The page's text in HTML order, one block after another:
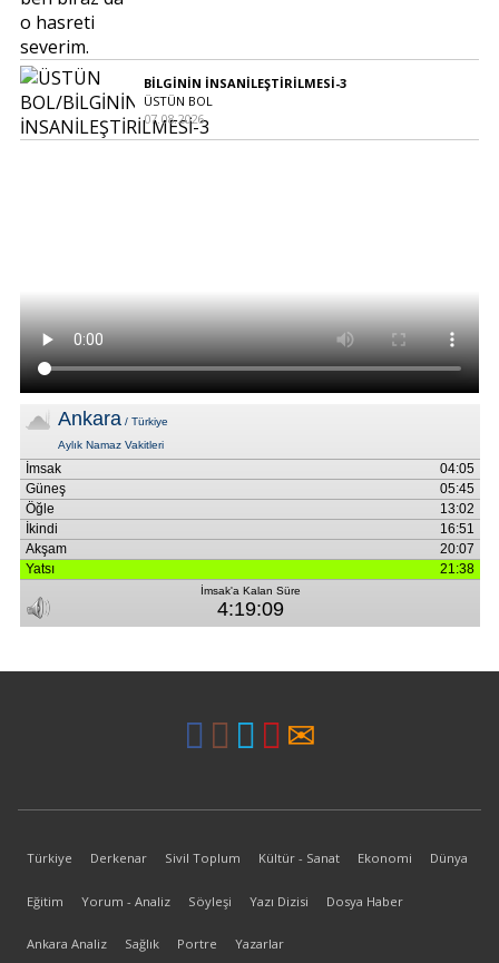
BİLGİNİN İNSANİLEŞTİRİLMESİ-3
ÜSTÜN BOL
07.08.2026
Türkiye Derkenar Sivil Toplum Kültür - Sanat Ekonomi Dünya
Eğitim Yorum - Analiz Söyleşi Yazı Dizisi Dosya Haber
Ankara Analiz Sağlık Portre Yazarlar